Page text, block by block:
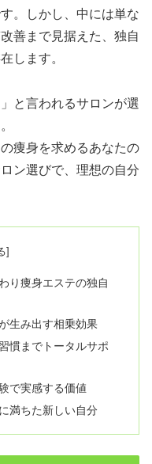
。しかし、中には単な
善まで見据えた、独自
します。
と言われるサロンが選
痩身を求めるあなたの
ン選びで、理想の自分
り痩身エステの独自
生み出す相乗効果
慣までトータルサポ
で実感する価値
満ちた新しい自分